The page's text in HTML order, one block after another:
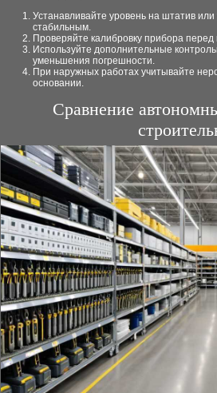
Устанавливайте уровень на штатив
стабильным.
Проверяйте калибровку прибора
Используйте дополнительные
уменьшения погрешности.
При наружных работах учитывайте
основании.
Сравнение